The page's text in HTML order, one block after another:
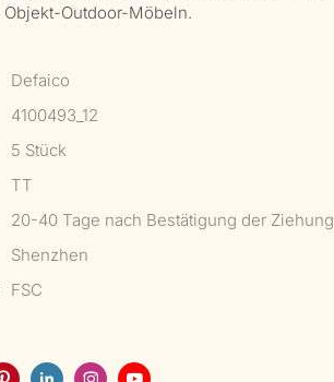
Outdoor-Möbeln.
Defaico
4100493_12
5 Stück
TT
20-40 Tage nach Bestätigung der Ziehung
Shenzhen
FSC